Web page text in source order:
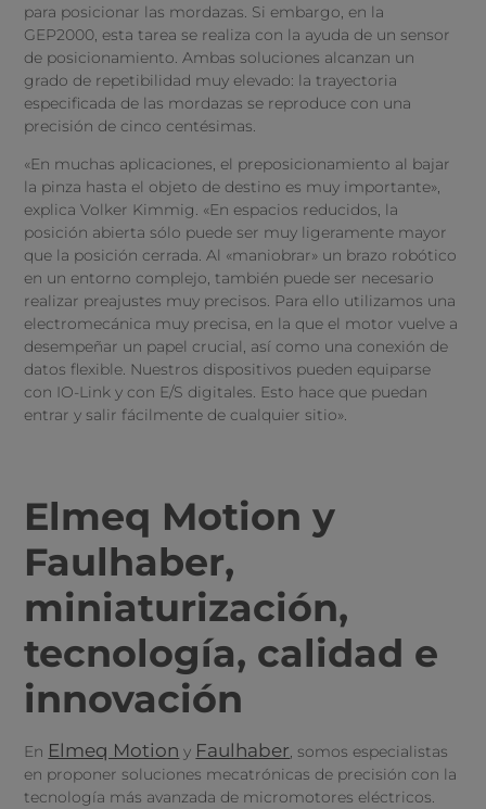
para posicionar las mordazas. Si embargo, en la
GEP2000, esta tarea se realiza con la ayuda de un sensor
de posicionamiento. Ambas soluciones alcanzan un
grado de repetibilidad muy elevado: la trayectoria
especificada de las mordazas se reproduce con una
precisión de cinco centésimas.
«En muchas aplicaciones, el preposicionamiento al bajar
la pinza hasta el objeto de destino es muy importante»,
explica Volker Kimmig. «En espacios reducidos, la
posición abierta sólo puede ser muy ligeramente mayor
que la posición cerrada. Al «maniobrar» un brazo robótico
en un entorno complejo, también puede ser necesario
realizar preajustes muy precisos. Para ello utilizamos una
electromecánica muy precisa, en la que el motor vuelve a
desempeñar un papel crucial, así como una conexión de
datos flexible. Nuestros dispositivos pueden equiparse
con IO-Link y con E/S digitales. Esto hace que puedan
entrar y salir fácilmente de cualquier sitio».
Elmeq Motion y
Faulhaber,
miniaturización,
tecnología, calidad e
innovación
En Elmeq Motion y Faulhaber, somos especialistas
en proponer soluciones mecatrónicas de precisión con la
tecnología más avanzada de micromotores eléctricos.